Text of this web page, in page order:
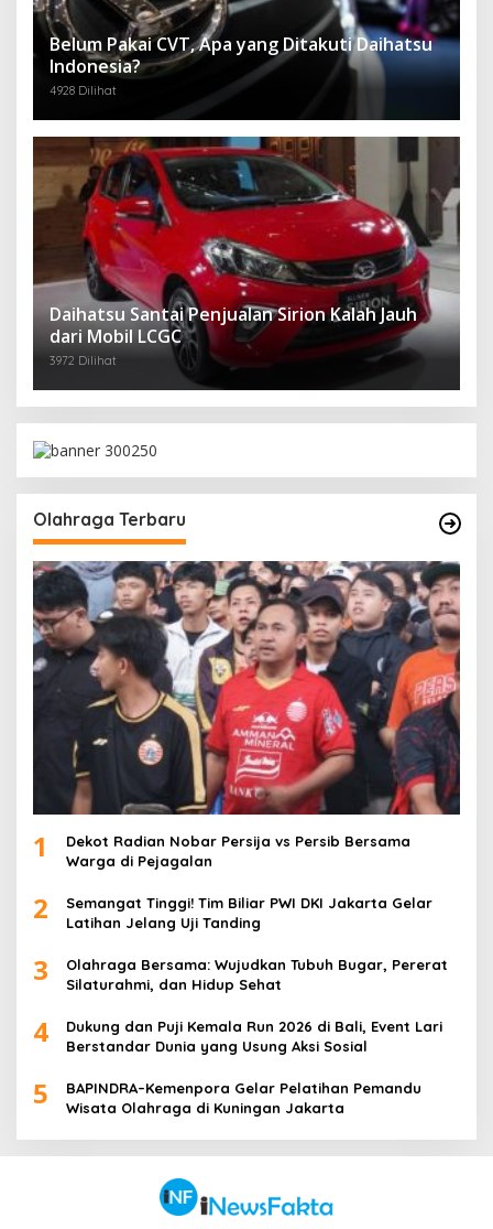
Belum Pakai CVT, Apa yang Ditakuti Daihatsu
Indonesia?
4928 Dilihat
Daihatsu Santai Penjualan Sirion Kalah Jauh
dari Mobil LCGC
3972 Dilihat
Olahraga Terbaru
1
Dekot Radian Nobar Persija vs Persib Bersama
Warga di Pejagalan
2
Semangat Tinggi! Tim Biliar PWI DKI Jakarta Gelar
Latihan Jelang Uji Tanding
3
Olahraga Bersama: Wujudkan Tubuh Bugar, Pererat
Silaturahmi, dan Hidup Sehat
4
Dukung dan Puji Kemala Run 2026 di Bali, Event Lari
Berstandar Dunia yang Usung Aksi Sosial
5
BAPINDRA–Kemenpora Gelar Pelatihan Pemandu
Wisata Olahraga di Kuningan Jakarta